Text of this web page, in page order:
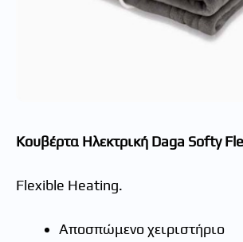
Kουβέρτα Ηλεκτρική Daga Softy
Flexible Heating.
Αποσπώμενο χειριστήριο